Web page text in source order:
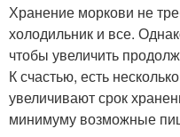
Хранение моркови не
холодильник и все.
чтобы увеличить
К счастью, есть
увеличивают срок
минимуму возможные